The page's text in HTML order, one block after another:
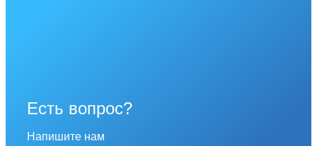
Есть вопрос?
Напишите нам